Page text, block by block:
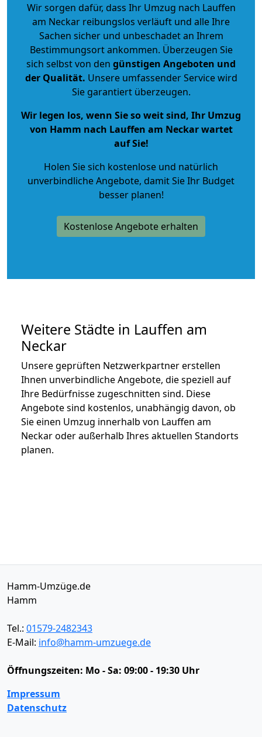
Wir sorgen dafür, dass Ihr Umzug nach Lauffen
am Neckar reibungslos verläuft und alle Ihre
Sachen sicher und unbeschadet an Ihrem
Bestimmungsort ankommen. Überzeugen Sie
sich selbst von den günstigen Angeboten und
der Qualität. Unsere umfassender Service wird
Sie garantiert überzeugen.
Wir legen los, wenn Sie so weit sind, Ihr Umzug
von Hamm nach Lauffen am Neckar wartet
auf Sie!
Holen Sie sich kostenlose und natürlich
unverbindliche Angebote, damit Sie Ihr Budget
besser planen!
Kostenlose Angebote erhalten
Weitere Städte in Lauffen am
Neckar
Unsere geprüften Netzwerkpartner erstellen
Ihnen unverbindliche Angebote, die speziell auf
Ihre Bedürfnisse zugeschnitten sind. Diese
Angebote sind kostenlos, unabhängig davon, ob
Sie einen Umzug innerhalb von Lauffen am
Neckar oder außerhalb Ihres aktuellen Standorts
planen.
Hamm-Umzüge.de
Hamm
Tel.: 01579-2482343
E-Mail: info@hamm-umzuege.de
Öffnungszeiten: Mo - Sa: 09:00 - 19:30 Uhr
Impressum
Datenschutz